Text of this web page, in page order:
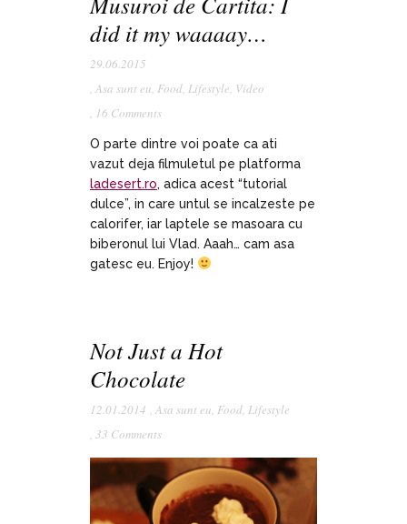
did it my waaaay…
29.06.2015
, Asa sunt eu, Food, Lifestyle, Video
, 16 Comments
O parte dintre voi poate ca ati
vazut deja filmuletul pe platforma
ladesert.ro, adica acest “tutorial
dulce”, in care untul se incalzeste pe
calorifer, iar laptele se masoara cu
biberonul lui Vlad. Aaah… cam asa
gatesc eu. Enjoy!
Not Just a Hot
Chocolate
12.01.2014 , Asa sunt eu, Food, Lifestyle
, 33 Comments